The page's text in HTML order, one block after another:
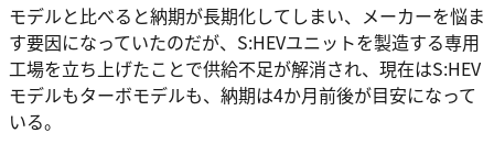
モデルと比べると納期が長期化してしまい、メーカーを悩ま
す要因になっていたのだが、S:HEVユニットを製造する専用
工場を立ち上げたことで供給不足が解消され、現在はS:HEV
モデルもターボモデルも、納期は4か月前後が目安になって
いる。